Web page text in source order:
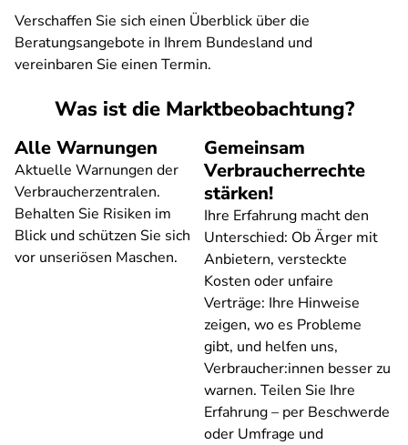
Verschaffen Sie sich einen Überblick über die
Beratungsangebote in Ihrem Bundesland und
vereinbaren Sie einen Termin.
Was ist die Marktbeobachtung?
Alle Warnungen
Aktuelle Warnungen der
Verbraucherzentralen.
Behalten Sie Risiken im
Blick und schützen Sie sich
vor unseriösen Maschen.
Gemeinsam
Verbraucherrechte
stärken!
Ihre Erfahrung macht den
Unterschied: Ob Ärger mit
Anbietern, versteckte
Kosten oder unfaire
Verträge: Ihre Hinweise
zeigen, wo es Probleme
gibt, und helfen uns,
Verbraucher:innen besser zu
warnen. Teilen Sie Ihre
Erfahrung – per Beschwerde
oder Umfrage und